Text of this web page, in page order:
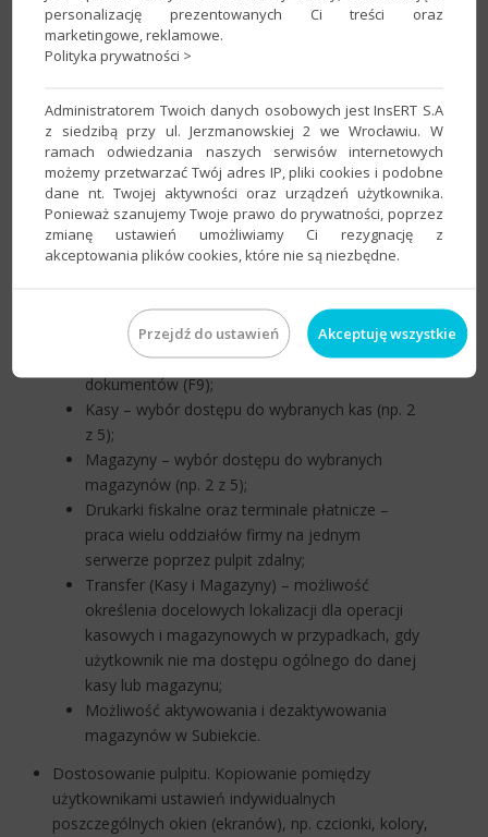
modyfikacja istniejącego uprawnienia jest
przeprowadzana dla całej grupy;
wyszukiwanie poszczególnych uprawnień dzięki
Profilowanie danych i operacji. W programach linii
InsERT GT nie można profilować danych z poziomu
interfejsu. W programie Profile Manager umożliwiamy
kształtowanie dostępu poszczególnym pracownikom
do danych:
Zestawienia – możliwość udzielenia lub
Słowniki – wybór dostępu do poszczególnych
słowników programów linii InsERT GT;
Transformacje – dostęp do podglądu
dokumentów (F9);
Kasy – wybór dostępu do wybranych kas (np. 2
z 5);
Magazyny – wybór dostępu do wybranych
magazynów (np. 2 z 5);
Drukarki fiskalne oraz terminale płatnicze –
praca wielu oddziałów firmy na jednym
serwerze poprzez pulpit zdalny;
Transfer (Kasy i Magazyny) – możliwość
określenia docelowych lokalizacji dla operacji
kasowych i magazynowych w przypadkach, gdy
użytkownik nie ma dostępu ogólnego do danej
kasy lub magazynu;
Możliwość aktywowania i dezaktywowania
magazynów w Subiekcie.
Dostosowanie pulpitu. Kopiowanie pomiędzy
użytkownikami ustawień indywidualnych
poszczególnych okien (ekranów), np. czcionki, kolory,
personalizację prezentowanych Ci treści oraz
marketingowe, reklamowe.
Polityka prywatności >
Administratorem Twoich danych osobowych jest InsERT S.A
z siedzibą przy ul. Jerzmanowskiej 2 we Wrocławiu. W
ramach odwiedzania naszych serwisów internetowych
możemy przetwarzać Twój adres IP, pliki cookies i podobne
dane nt. Twojej aktywności oraz urządzeń użytkownika.
Ponieważ szanujemy Twoje prawo do prywatności, poprzez
zmianę ustawień umożliwiamy Ci rezygnację z
akceptowania plików cookies, które nie są niezbędne.
Przejdź do ustawień Akceptuję wszystkie